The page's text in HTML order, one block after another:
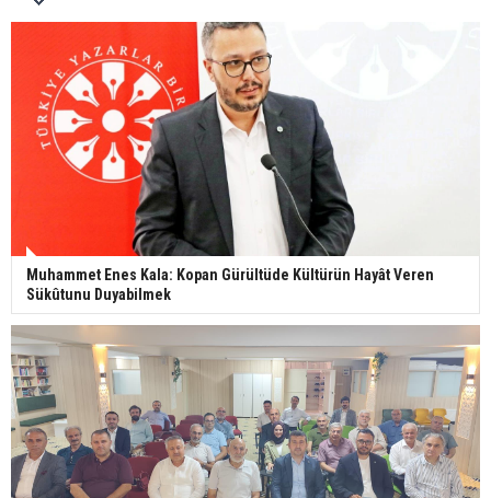
Muhammet Enes Kala: Kopan Gürültüde Kültürün Hayât Veren
Sükûtunu Duyabilmek